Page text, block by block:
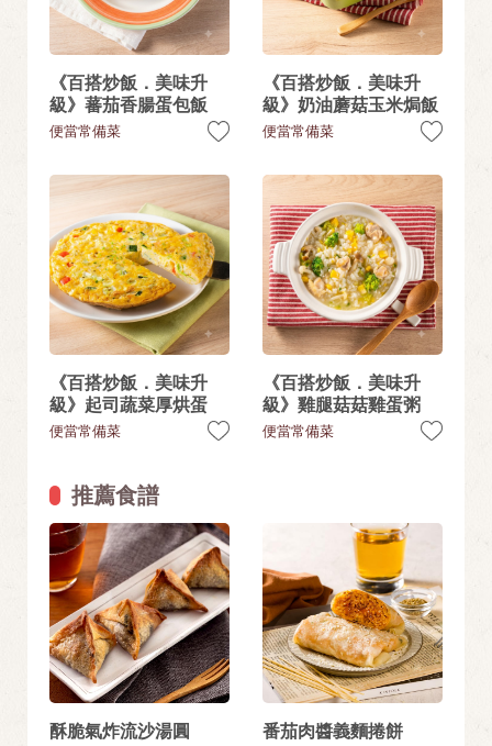
《百搭炒飯．美味升
級》蕃茄香腸蛋包飯
便當常備菜
《百搭炒飯．美味升
級》奶油蘑菇玉米焗飯
便當常備菜
《百搭炒飯．美味升
級》起司蔬菜厚烘蛋
便當常備菜
《百搭炒飯．美味升
級》雞腿菇菇雞蛋粥
便當常備菜
推薦食譜
酥脆氣炸流沙湯圓 番茄肉醬義麵捲餅